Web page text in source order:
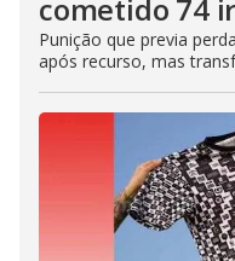
cometido 74
Punição que previa
após recurso, mas